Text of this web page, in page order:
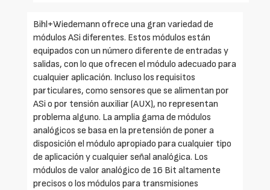
Bihl+Wiedemann ofrece una gran variedad de
módulos ASi diferentes. Estos módulos están
equipados con un número diferente de entradas y
salidas, con lo que ofrecen el módulo adecuado para
cualquier aplicación. Incluso los requisitos
particulares, como sensores que se alimentan por
ASi o por tensión auxiliar (AUX), no representan
problema alguno. La amplia gama de módulos
analógicos se basa en la pretensión de poner a
disposición el módulo apropiado para cualquier tipo
de aplicación y cualquier señal analógica. Los
módulos de valor analógico de 16 Bit altamente
precisos o los módulos para transmisiones